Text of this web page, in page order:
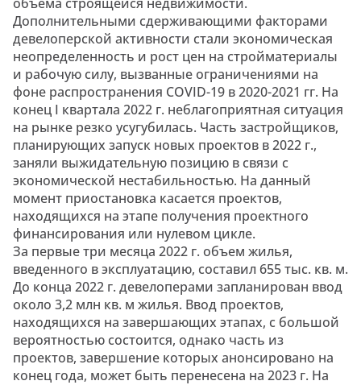
Дополнительными сдерживающими факторами
девелоперской активности стали экономическая
неопределенность и рост цен на стройматериалы
и рабочую силу, вызванные ограничениями на
фоне распространения COVID-19 в 2020-2021 гг. На
конец I квартала 2022 г. неблагоприятная ситуация
на рынке резко усугубилась. Часть застройщиков,
планирующих запуск новых проектов в 2022 г.,
заняли выжидательную позицию в связи с
экономической нестабильностью. На данный
момент приостановка касается проектов,
находящихся на этапе получения проектного
финансирования или нулевом цикле.
За первые три месяца 2022 г. объем жилья,
введенного в эксплуатацию, составил 655 тыс. кв. м.
До конца 2022 г. девелоперами запланирован ввод
около 3,2 млн кв. м жилья. Ввод проектов,
находящихся на завершающих этапах, с большой
вероятностью состоится, однако часть из
проектов, завершение которых анонсировано на
конец года, может быть перенесена на 2023 г. На